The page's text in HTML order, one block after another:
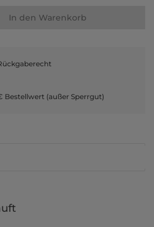
In den Warenkorb
Bestellwert (außer Sperrgut)